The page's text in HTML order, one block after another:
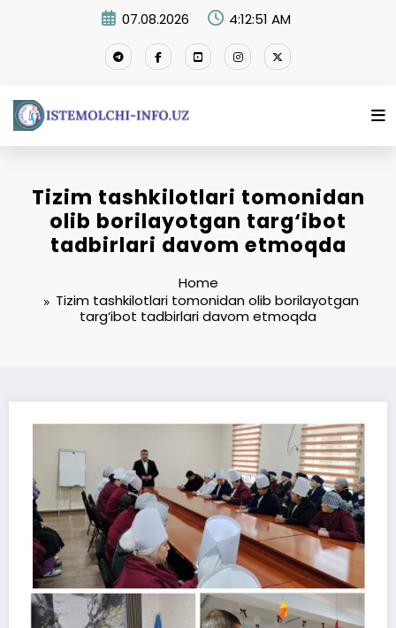
07.08.2026 4:12:52 AM
Tizim tashkilotlari tomonidan
olib borilayotgan targ‘ibot
tadbirlari davom etmoqda
Home
Tizim tashkilotlari tomonidan olib borilayotgan
targ‘ibot tadbirlari davom etmoqda